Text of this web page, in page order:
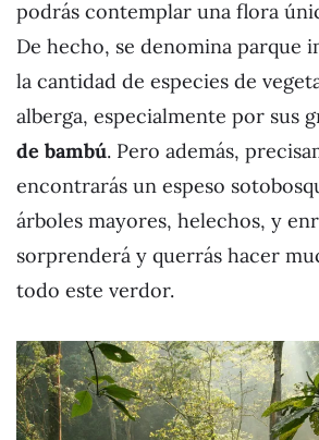
podrás contemplar una flora
De hecho, se denomina parque
la cantidad de especies de
alberga, especialmente por sus
de bambú. Pero además,
encontrarás un espeso
árboles mayores, helechos, y
sorprenderá y querrás hacer
todo este verdor.